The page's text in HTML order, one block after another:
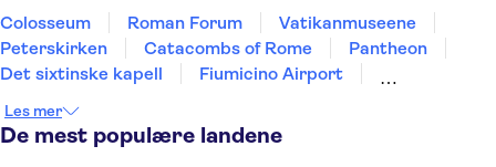
Colosseum Roman Forum
Vatikanmuseene
Peterskirken
Catacombs of Rome
Pantheon
Det sixtinske kapell
Fiumicino Airport
Mount Etna
Pompeiis ruiner
Det skjeve tårnet i Pisa
Murano and Burano
Les mer
De mest populære landene